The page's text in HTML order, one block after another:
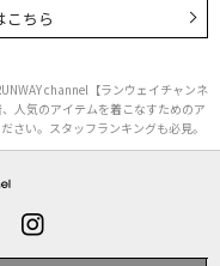
こちら
channel【ランウェイチャンネ
人気のアイテムを着こなすためのア
さい。スタッフランキングも必見。